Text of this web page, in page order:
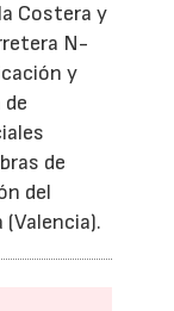
Costera y
N-
y
de
del